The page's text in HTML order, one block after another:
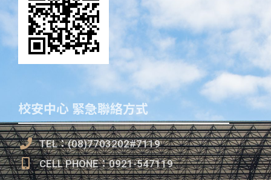
校安中心 緊急聯絡方式
TEL：(08)7703202#7119
CELL PHONE：0921-547119